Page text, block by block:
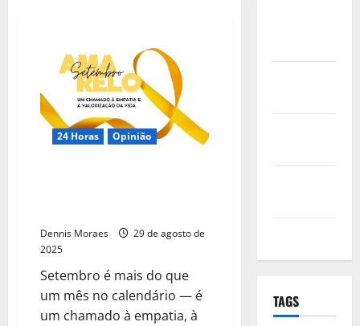
24 Horas Opinião
Dennis Moraes
29 de agosto de
2025
Setembro é mais do que
um mês no calendário — é
um chamado à empatia, à
TAGS